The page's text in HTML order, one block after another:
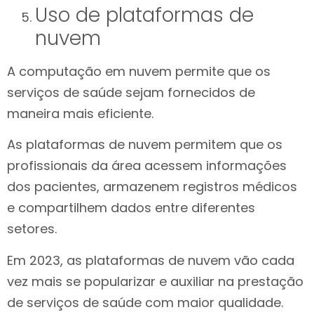
Uso de plataformas de
nuvem
A computação em nuvem permite que os
serviços de saúde sejam fornecidos de
maneira mais eficiente.
As plataformas de nuvem permitem que os
profissionais da área acessem informações
dos pacientes, armazenem registros médicos
e compartilhem dados entre diferentes
setores.
Em 2023, as plataformas de nuvem vão cada
vez mais se popularizar e auxiliar na prestação
de serviços de saúde com maior qualidade.